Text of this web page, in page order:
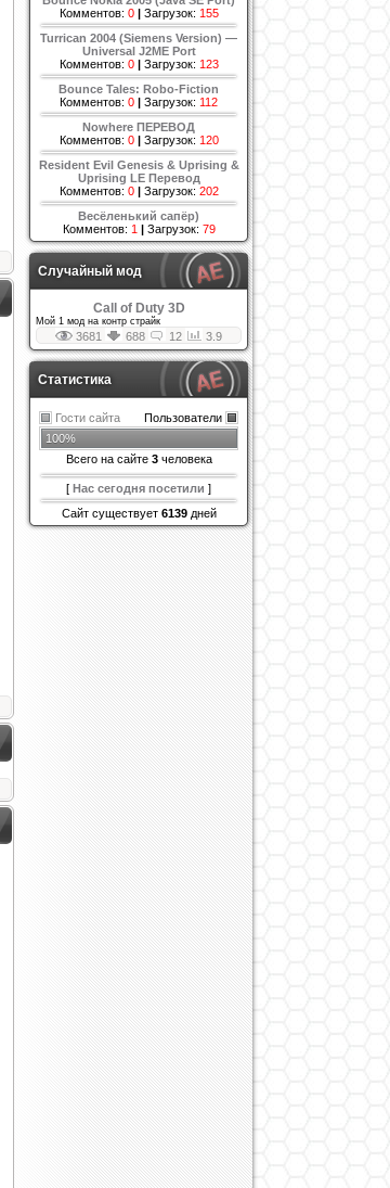
Комментов: 0| Загрузок: 155
Turrican 2004 (Siemens Version) —
Universal J2ME Port
Комментов: 0| Загрузок: 123
Bounce Tales: Robo-Fiction
Комментов: 0 | Загрузок: 112
Nowhere ПЕРЕВОД
Комментов: 0| Загрузок: 120
Resident Evil Genesis & Uprising &
Uprising LE Перевод
Комментов: 0| Загрузок: 202
Весёленький сапёр)
Комментов: 1 | Загрузок: 79
Случайный мод
Call of Duty 3D
Мой 1 мод на контр страйк
3681 688 12 3.9
Статистика
Пользователи
Гости сайта
100%
Всего на сайте 3человека
[ Нас сегодня посетили ]
Сайт существует 6139дней